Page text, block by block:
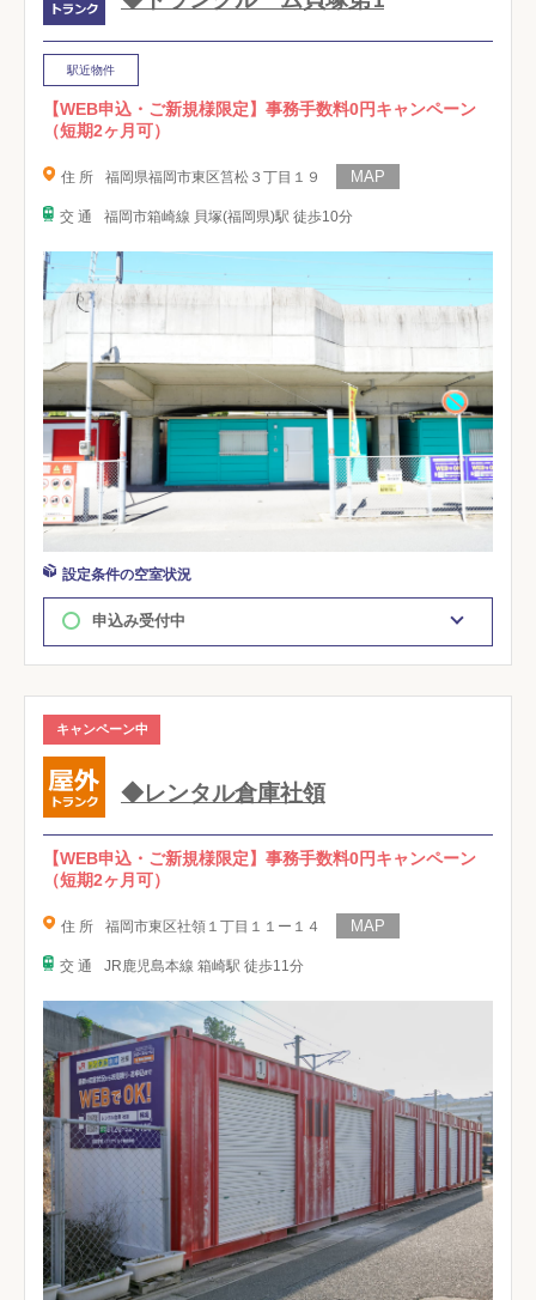
駅近物件
【WEB申込・ご新規様限定】事務手数料0円キャンペーン
（短期2ヶ月可）
住 所 福岡県福岡市東区筥松３丁目１９
交 通 福岡市箱崎線 貝塚(福岡県)駅 徒歩10分
設定条件の空室状況
申込み受付中
キャンペーン中
◆レンタル倉庫社領
【WEB申込・ご新規様限定】事務手数料0円キャンペーン
（短期2ヶ月可）
住 所 福岡市東区社領１丁目１１ー１４
交 通 JR鹿児島本線 箱崎駅 徒歩11分